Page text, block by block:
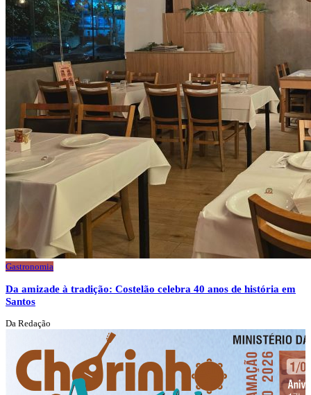
Gastronomia
Da amizade à tradição: Costelão celebra 40 anos de história em
Santos
Da Redação